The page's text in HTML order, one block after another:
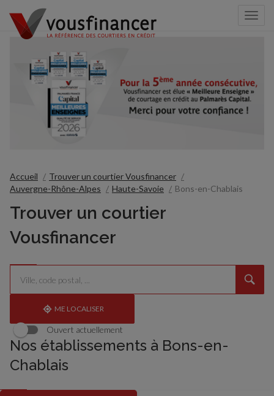
Accueil
Trouver un courtier Vousfinancer
Auvergne-Rhône-Alpes
Haute-Savoie Bons-en-Chablais
Trouver un courtier
Vousfinancer
Rechercher
Veuillez
renseigner
adresse
{{count}}
résultat(s)
ME LOCALISER
Ouvert actuellement
Nos établissements à Bons-en-
Chablais